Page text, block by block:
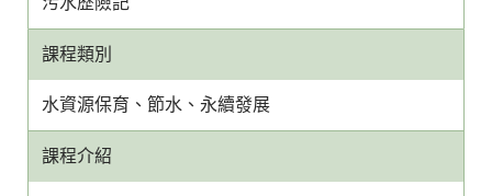
課程類別
水資源保育、節水、永續發展
課程介紹